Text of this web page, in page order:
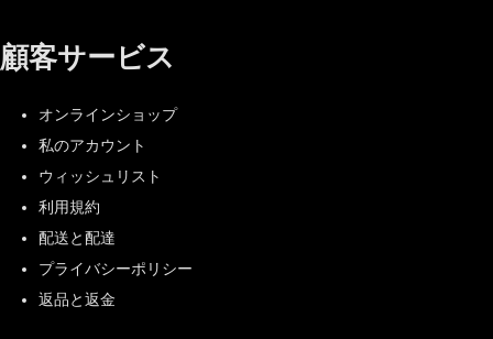
顧客サービス
オンラインショップ
私のアカウント
ウィッシュリスト
利用規約
配送と配達
プライバシーポリシー
返品と返金